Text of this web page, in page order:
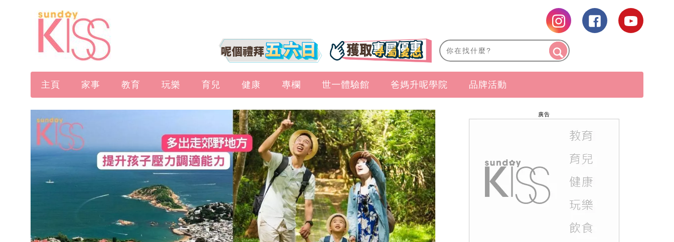
主頁 家事 教育 玩樂 育兒 健康 專欄 世一體驗館 爸媽升呢學院 品牌活動
廣告